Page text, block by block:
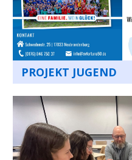
PROJEKT JUGEND